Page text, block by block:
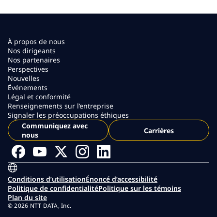
À propos de nous
Nos dirigeants
Nos partenaires
Perspectives
Nouvelles
Événements
Légal et conformité
Renseignements sur l’entreprise
Signaler les préoccupations éthiques
Communiquez avec
nous
Carrières
Conditions d’utilisationÉnoncé d’accessibilité
Politique de confidentialitéPolitique sur les témoins
Plan du site
© 2026 NTT DATA, Inc.